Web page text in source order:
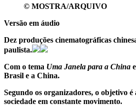
© MOSTRA/ARQUIVO
Versão em áudio
Dez produções cinematográficas
paulista.
Com o tema Uma Janela para a China
Brasil e a China.
Segundo os organizadores, o objetivo
sociedade em constante movimento.